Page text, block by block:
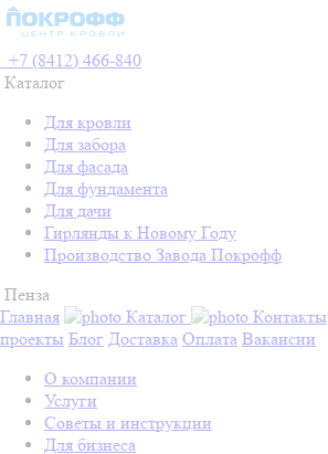
+7 (8412) 466-840
Каталог
Для кровли
Для забора
Для фасада
Для фундамента
Для дачи
Гирлянды к Новому Году
Производство Завода Покрофф
Пенза
Главная
Каталог Контакты
проекты Блог Доставка Оплата Вакансии
О компании
Услуги
Советы и инструкции
Для бизнеса